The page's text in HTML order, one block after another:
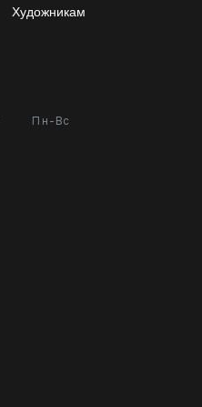
Пн-Вс
Художникам